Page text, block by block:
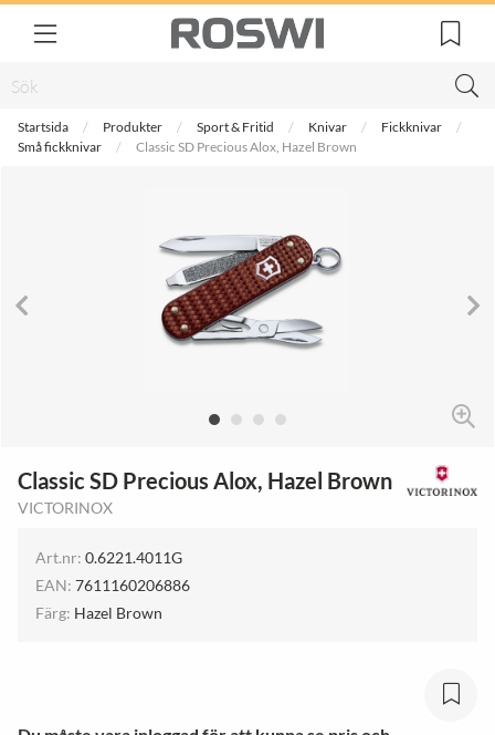
Startsida Produkter Sport & Fritid Knivar
Fickknivar
Små fickknivar
Classic SD Precious Alox, Hazel Brown
Classic SD Precious Alox, Hazel Brown
VICTORINOX
Art.nr: 0.6221.4011G
EAN: 7611160206886
Färg: Hazel Brown